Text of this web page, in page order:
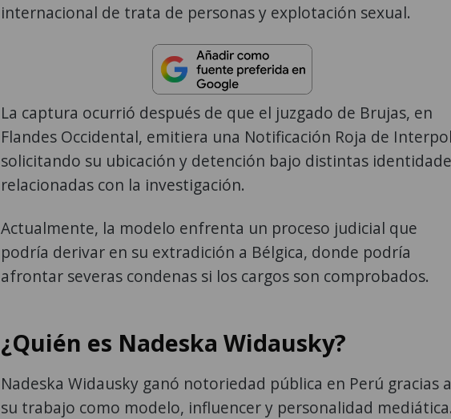
internacional de trata de personas y explotación sexual.
La captura ocurrió después de que el juzgado de Brujas, en
Flandes Occidental, emitiera una Notificación Roja de
solicitando su ubicación y detención bajo distintas
relacionadas con la investigación.
Actualmente, la modelo enfrenta un proceso judicial que
podría derivar en su extradición a Bélgica, donde podría
afrontar severas condenas si los cargos son comprobados.
¿Quién es Nadeska Widausky?
Nadeska Widausky ganó notoriedad pública en Perú gracias a
su trabajo como modelo, influencer y personalidad